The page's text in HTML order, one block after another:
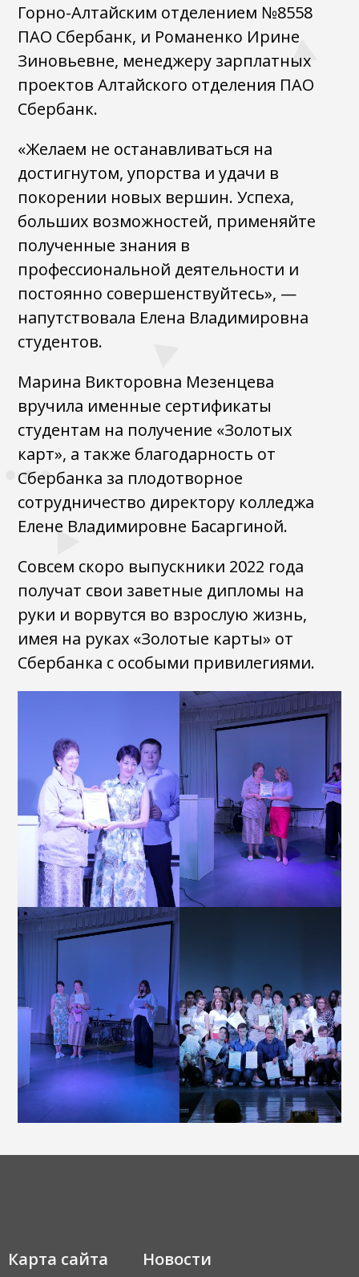
Горно-Алтайским отделением №8558
ПАО Сбербанк, и Романенко Ирине
Зиновьевне, менеджеру зарплатных
проектов Алтайского отделения ПАО
Сбербанк.
«Желаем не останавливаться на
достигнутом, упорства и удачи в
покорении новых вершин. Успеха,
больших возможностей, применяйте
полученные знания в
профессиональной деятельности и
постоянно совершенствуйтесь», —
напутствовала Елена Владимировна
студентов.
Марина Викторовна Мезенцева
вручила именные сертификаты
студентам на получение «Золотых
карт», а также благодарность от
Сбербанка за плодотворное
сотрудничество директору колледжа
Елене Владимировне Басаргиной.
Совсем скоро выпускники 2022 года
получат свои заветные дипломы на
руки и ворвутся во взрослую жизнь,
имея на руках «Золотые карты» от
Сбербанка с особыми привилегиями.
Карта сайта
Новости